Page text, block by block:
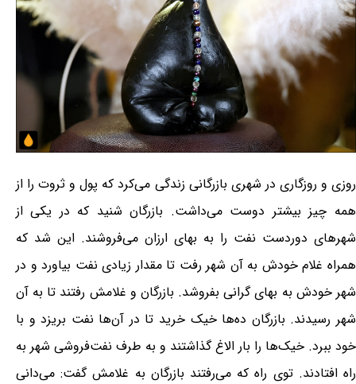
روزی و روزگاری در شهری بازرگانی زندگی می‌کرد که پول و ثروت را از
همه چیز بیشتر دوست می‌داشت. بازرگان شنید که در یکی از
شهرهای دوردست نفت را به بهای ارزان می‌فروشند. این شد که
همراه غلام خودش به آن شهر رفت تا مقدار زیادی نفت بیاورد و در
شهر خودش به بهای گرانی بفروشد. بازرگان و غلامش رفتند تا به آن
شهر رسیدند. بازرگان ده‌ها خیک خرید تا در آن‌ها نفت بریزد و با
خود ببرد. خیک‌ها را بار الاغ گذاشتند و به طرف نفت‌فروشی شهر به
راه افتادند. توی راه که می‌رفتند بازرگان به غلامش گفت: می‌دانی